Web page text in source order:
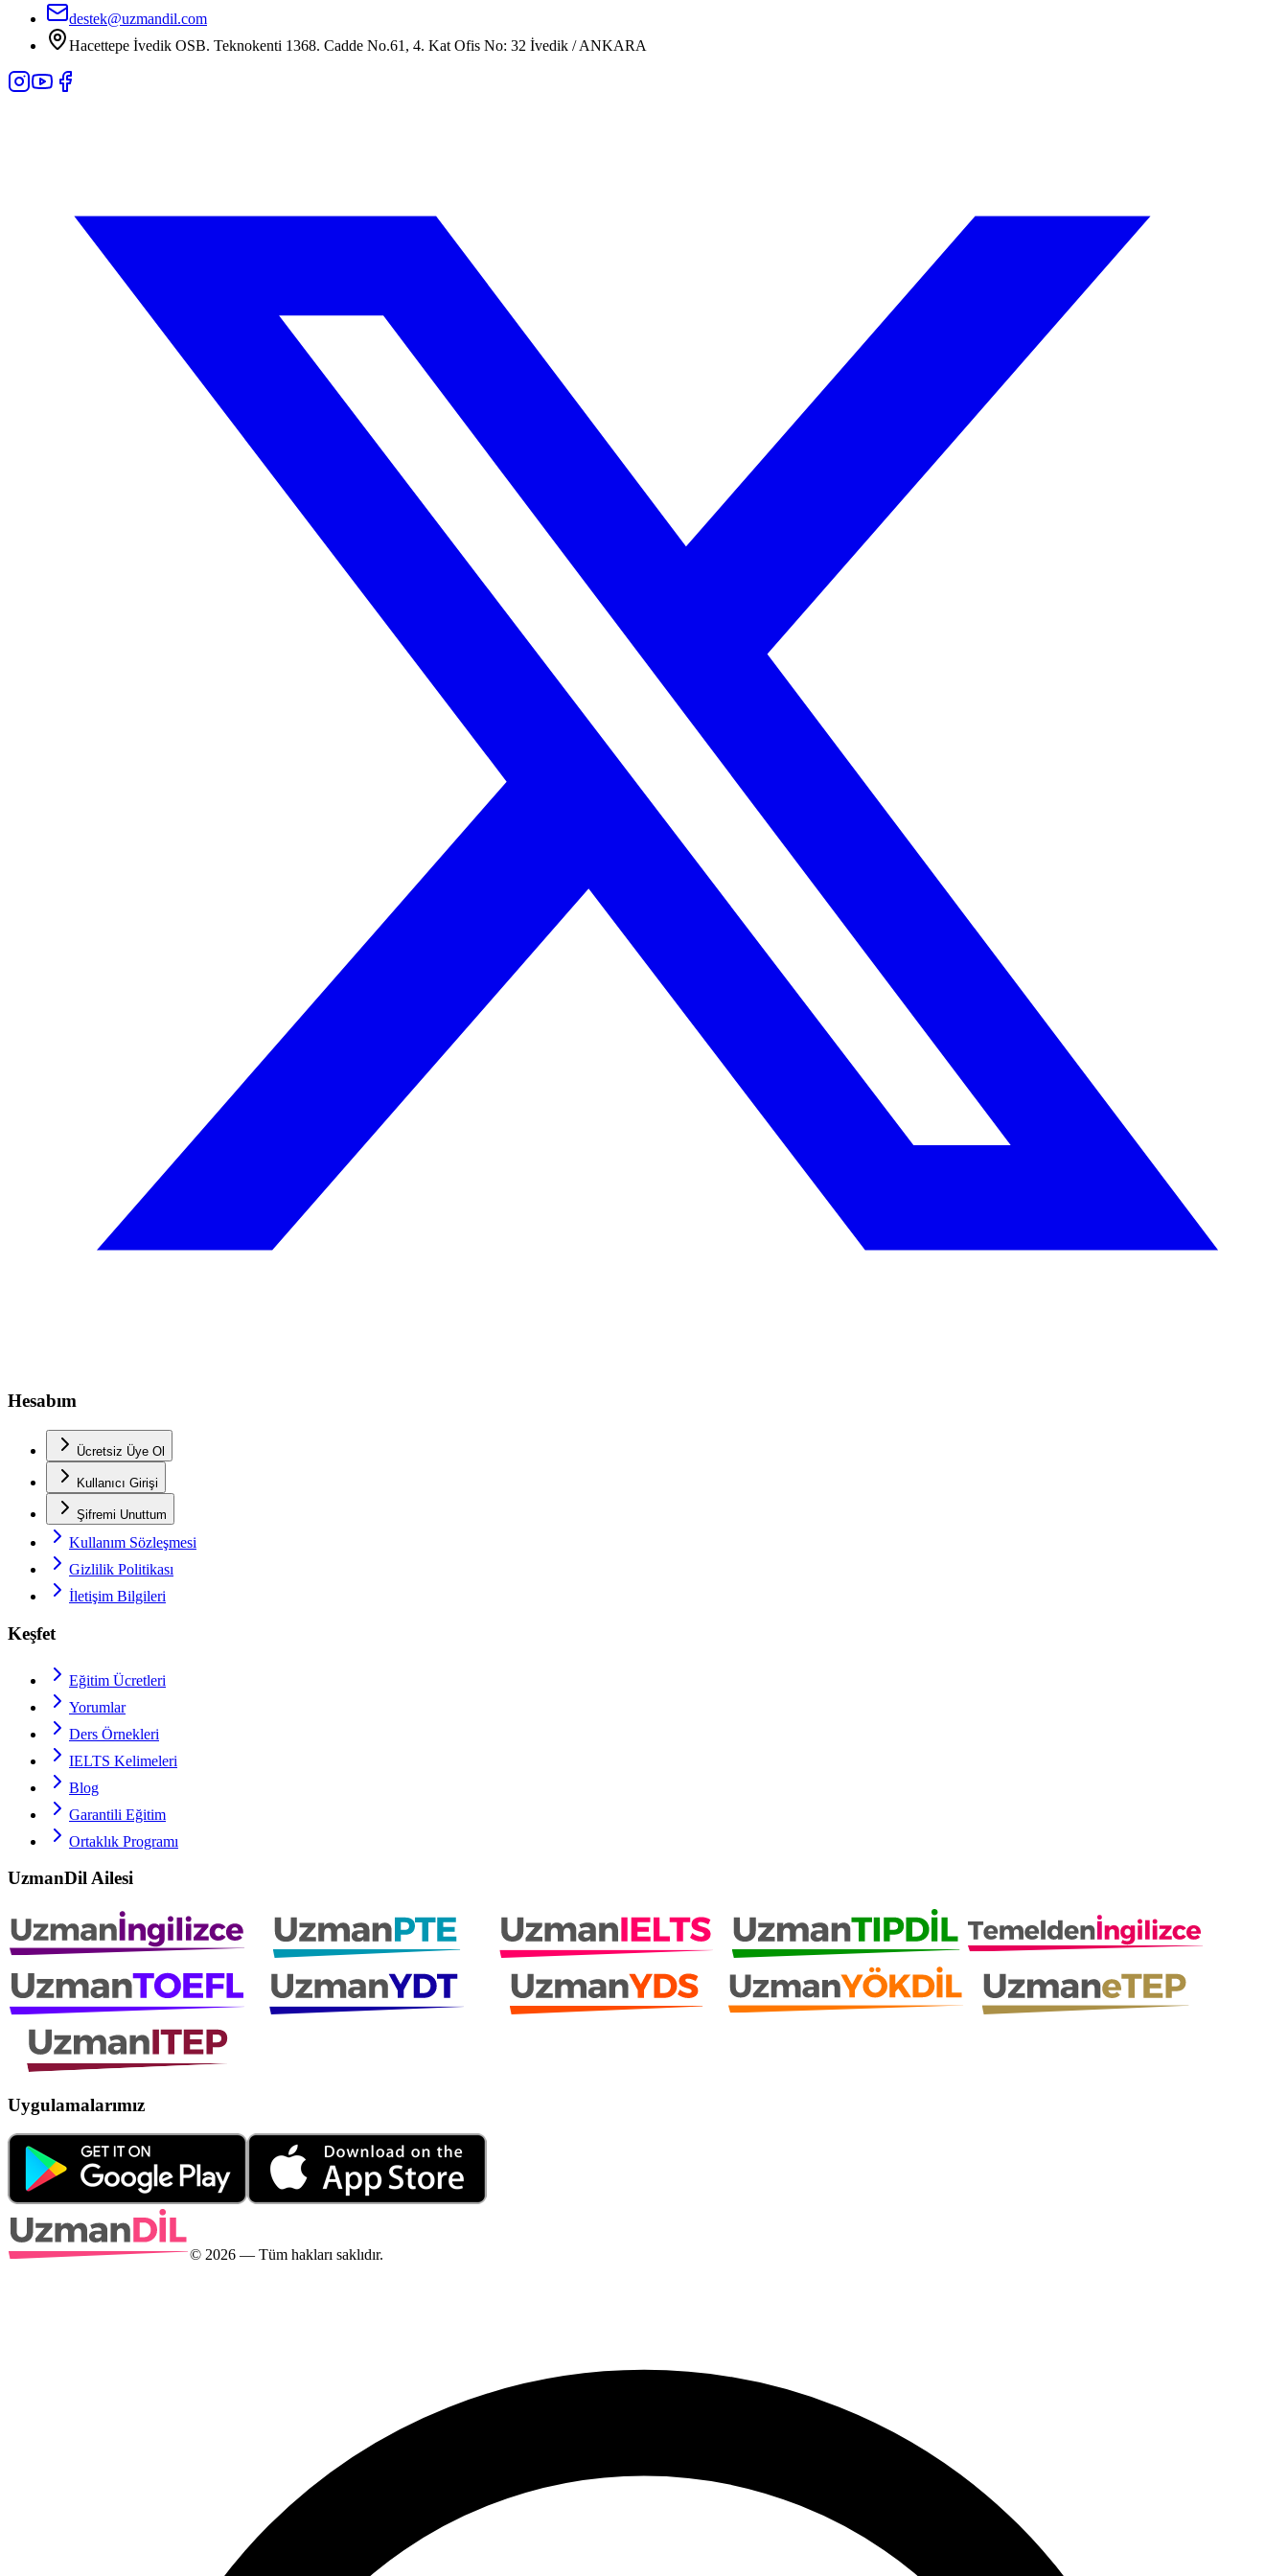
destek@uzmandil.com
Hacettepe İvedik OSB. Teknokenti 1368. Cadde No.61, 4. Kat Ofis No: 32 İvedik / ANKARA
Hesabım
Ücretsiz Üye Ol
Kullanıcı Girişi
Şifremi Unuttum
Kullanım Sözleşmesi
Gizlilik Politikası
İletişim Bilgileri
Keşfet
Eğitim Ücretleri
Yorumlar
Ders Örnekleri
IELTS Kelimeleri
Blog
Garantili Eğitim
Ortaklık Programı
UzmanDil Ailesi
Uygulamalarımız
© 2026 — Tüm hakları saklıdır.